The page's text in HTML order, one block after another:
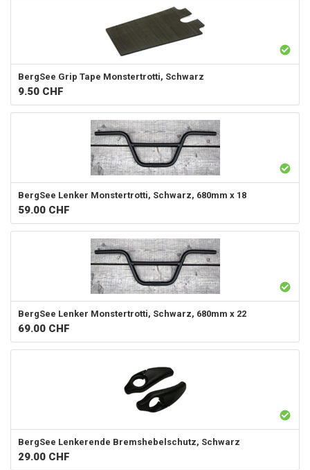
BergSee Grip Tape Monstertrotti, Schwarz
9.50 CHF
BergSee Lenker Monstertrotti, Schwarz, 680mm x 18
59.00 CHF
BergSee Lenker Monstertrotti, Schwarz, 680mm x 22
69.00 CHF
BergSee Lenkerende Bremshebelschutz, Schwarz
29.00 CHF